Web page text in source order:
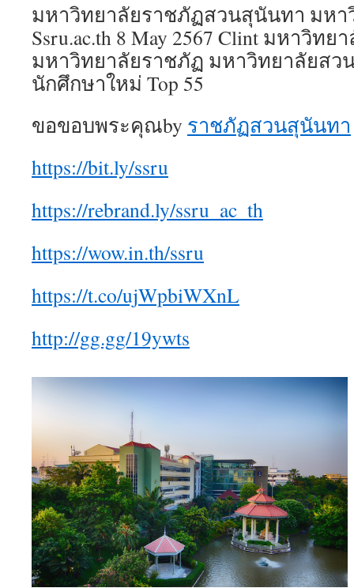
มหาวิทยาลัยราชภัฏสวนสุนันทา มห
Ssru.ac.th 8 May 2567 Clint มหาวิทย
มหาวิทยาลัยราชภัฏ มหาวิทยาลัยสว
นักศึกษาใหม่ Top 55
ขอขอบพระคุณby ราชภัฏสวนสุนันทา
https://bit.ly/ssru
https://rebrand.ly/ssru_ac_th
https://wow.in.th/ssru
https://t.co/ujWpbiWXnL
http://gg.gg/19ywts